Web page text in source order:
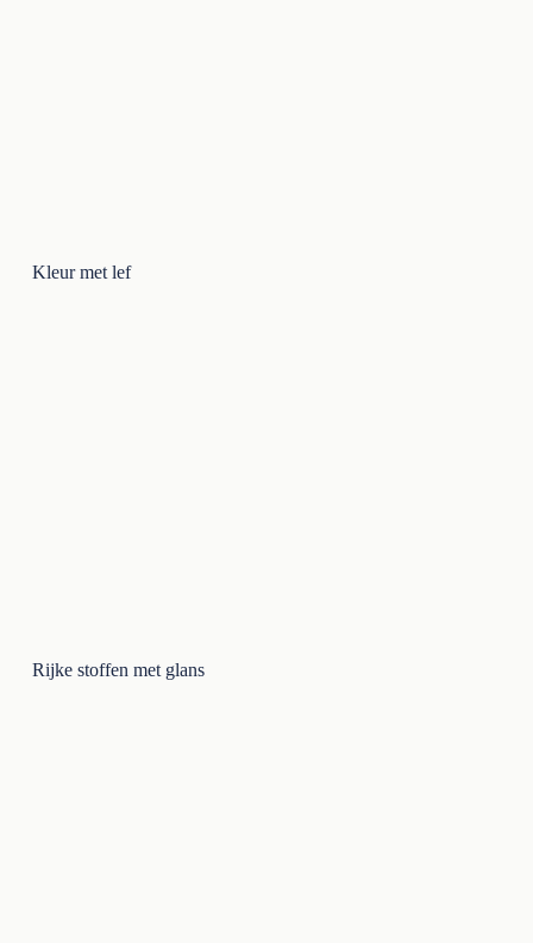
Kleur met lef
Rijke stoffen met glans